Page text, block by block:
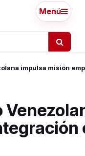
Menú
impulsa misión